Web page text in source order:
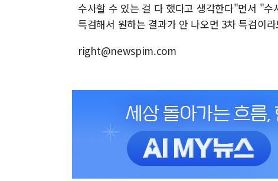
수사할 수 있는 걸 다 했다고 생각한다"면서 "
특검해서 원하는 결과가 안 나오면 3차 특검이
right@newspim.com